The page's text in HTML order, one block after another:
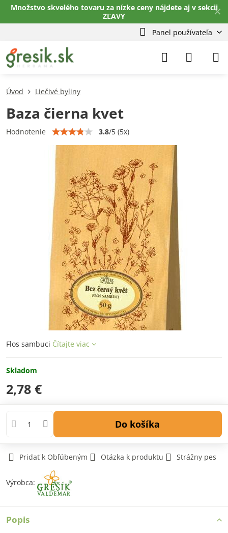
✕
Množstvo skvelého tovaru za nízke ceny nájdete aj v sekcii
ZĽAVY
Panel používateľa
Úvod Liečivé byliny
Baza čierna kvet
Hodnotenie 3.8/5 (5x)
Flos sambuci Čítajte viac
Skladom
2,78 €
Do košíka
Pridať k Obľúbeným Otázka k produktu Strážny pes
Výrobca:
Popis